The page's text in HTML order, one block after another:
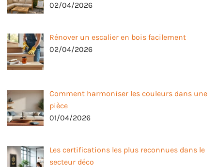
02/04/2026
Rénover un escalier en bois facilement
02/04/2026
Comment harmoniser les couleurs dans une
pièce
01/04/2026
Les certifications les plus reconnues dans le
secteur déco